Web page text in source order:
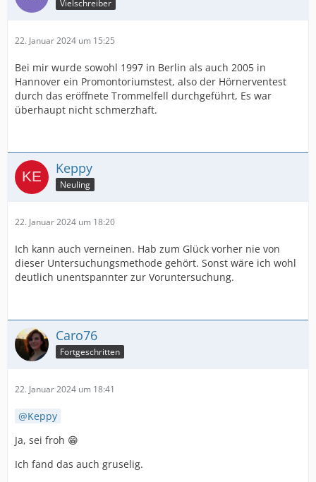
Vielschreiber
22. Januar 2024 um 15:25
Bei mir wurde sowohl 1997 in Berlin als auch 2005 in
Hannover ein Promontoriumstest, also der Hörnerventest
durch das eröffnete Trommelfell durchgeführt, Es war
überhaupt nicht schmerzhaft.
Keppy
Neuling
22. Januar 2024 um 18:20
Ich kann auch verneinen. Hab zum Glück vorher nie von
dieser Untersuchungsmethode gehört. Sonst wäre ich wohl
deutlich unentspannter zur Voruntersuchung.
Caro76
Fortgeschritten
22. Januar 2024 um 18:41
Keppy
Ja, sei froh 😁
Ich fand das auch gruselig.